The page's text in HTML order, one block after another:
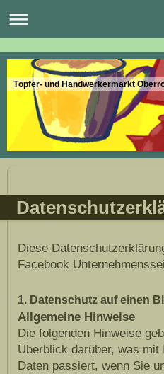
Töpfer- und Handwerkermarkt
Diese
Facebook
1. Datenschutz auf einen
Allgemeine Hinweise
Die folgenden Hinweise
Überblick darüber, was mit
Daten passiert, wenn Sie